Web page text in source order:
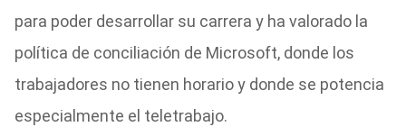
para poder desarrollar su carrera y ha valorado la
política de conciliación de Microsoft, donde los
trabajadores no tienen horario y donde se potencia
especialmente el teletrabajo.